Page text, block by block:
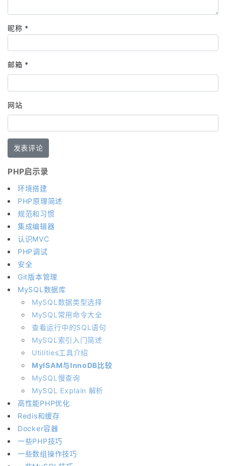
昵称 *
邮箱 *
网站
PHP启示录
环境搭建
PHP原理简述
规范和习惯
集成编辑器
认识MVC
PHP调试
安全
Git版本管理
MySQL数据库
MySQL数据类型选择
MySQL常用命令大全
查看运行中的SQL语句
MySQL索引入门简述
Utilities工具介绍
MyISAM与InnoDB比较
MySQL慢查询
MySQL Explain 解析
高性能PHP优化
Redis和缓存
Docker容器
一些PHP技巧
一些数组操作技巧